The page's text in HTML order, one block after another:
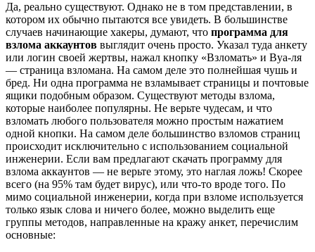
Да, реально существуют. Однако не в том представлении, в
котором их обычно пытаются все увидеть. В большинстве
случаев начинающие хакеры, думают, что программа для
взлома аккаунтов выглядит очень просто. Указал туда анкету
или логин своей жертвы, нажал кнопку «Взломать» и Вуа-ля
— страница взломана. На самом деле это полнейшая чушь и
бред. Ни одна программа не взламывает страницы и почтовые
ящики подобным образом. Существуют методы взлома,
которые наиболее популярны. Не верьте чудесам, и что
взломать любого пользователя можно простым нажатием
одной кнопки. На самом деле большинство взломов страниц
происходит исключительно с использованием социальной
инженерии. Если вам предлагают скачать программу для
взлома аккаунтов — не верьте этому, это наглая ложь! Скорее
всего (на 95% там будет вирус), или что-то вроде того. По
мимо социальной инженерии, когда при взломе используется
только язык слова и ничего более, можно выделить еще
группы методов, направленные на кражу анкет, перечислим
основные: